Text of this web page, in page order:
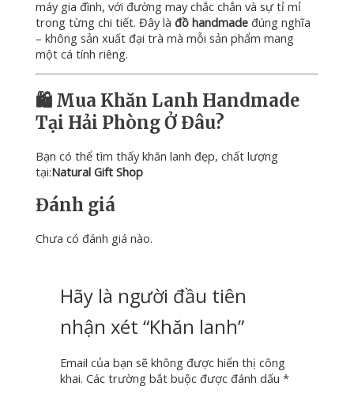
máy giađình,vớiđườngmaychắcchắnvàsựtỉmỉ
trongtừngchitiết.Đâylàđồhandmade đúngnghĩa
–khôngsảnxuấtđạitràmàmỗisảnphẩmmang
mộtcátínhriêng.
🛍️ Mua Khăn Lanh Handmade
Tại Hải PhòngỞĐâu?
Bạncóthểtìmthấykhănlanhđẹp,chấtlượng
tại:Natural Gift Shop
Đánh giá
Chưa có đánh giá nào.
Hãy là người đầu tiên
nhận xét “Khăn lanh”
Email của bạn sẽ không được hiển thị công
khai. Các trường bắt buộc được đánh dấu*